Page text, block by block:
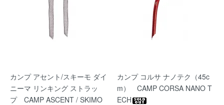
カンプ アセント/スキーモ ダイ
ニーマ リンキング ストラッ
プ CAMP ASCENT / SKIMO
カンプ コルサ ナノテク（45c
m） CAMP CORSA NANO T
ECH